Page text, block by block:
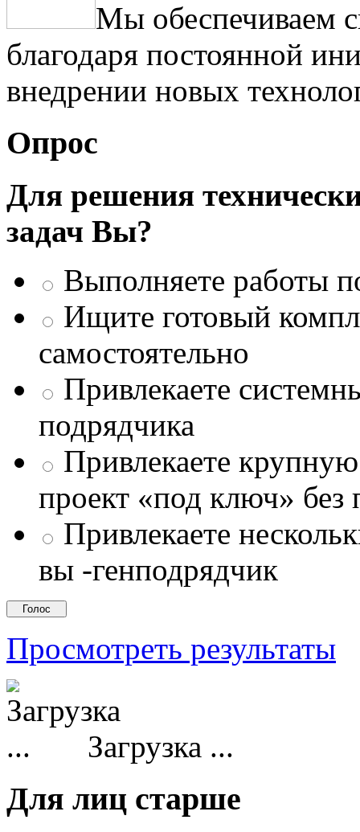
Мы обеспечиваем
благодаря постоянной
внедрении новых
Опрос
Для решения
задач Вы?
Выполняете работы
Ищите готовый
самостоятельно
Привлекаете
подрядчика
Привлекаете
проект «под ключ» без
Привлекаете
вы -генподрядчик
Просмотреть результаты
Загрузка ...
Для лиц старше